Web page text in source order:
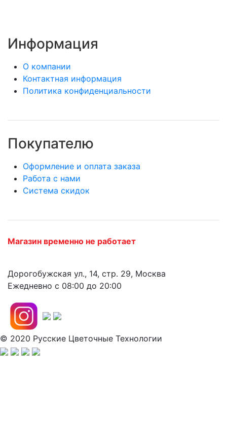
Информация
О компании
Контактная информация
Политика конфиденциальности
Покупателю
Оформление и оплата заказа
Работа с нами
Система скидок
Магазин временно не работает
Дорогобужская ул., 14, стр. 29, Москва
Ежедневно с 08:00 до 20:00
© 2020 Русские Цветочные Технологии